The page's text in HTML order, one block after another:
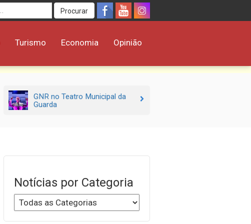
Procurar
Turismo Economia Opinião
GNR no Teatro Municipal da
Guarda
Notícias por Categoria